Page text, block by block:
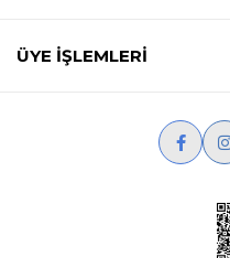
ÜYE İŞLEMLERİ